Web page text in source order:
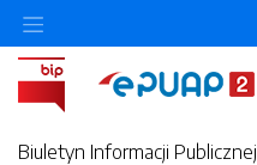
Biuletyn Informacji Publicznej